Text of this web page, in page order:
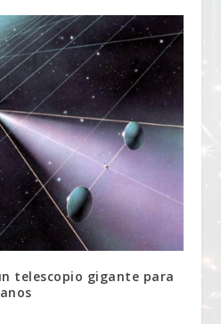
telescopio gigante para